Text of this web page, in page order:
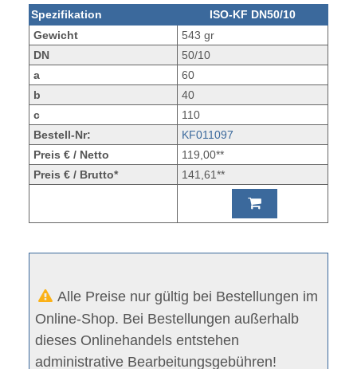
Spezifikation
ISO-KF DN50/10
Gewicht
543 gr
DN
50/10
a
60
b
40
c
110
Bestell-Nr:
KF011097
Preis € / Netto
119,00**
Preis € / Brutto*
141,61**
Alle Preise nur gültig bei Bestellungen im
Online-Shop. Bei Bestellungen außerhalb
dieses Onlinehandels entstehen
administrative Bearbeitungsgebühren!